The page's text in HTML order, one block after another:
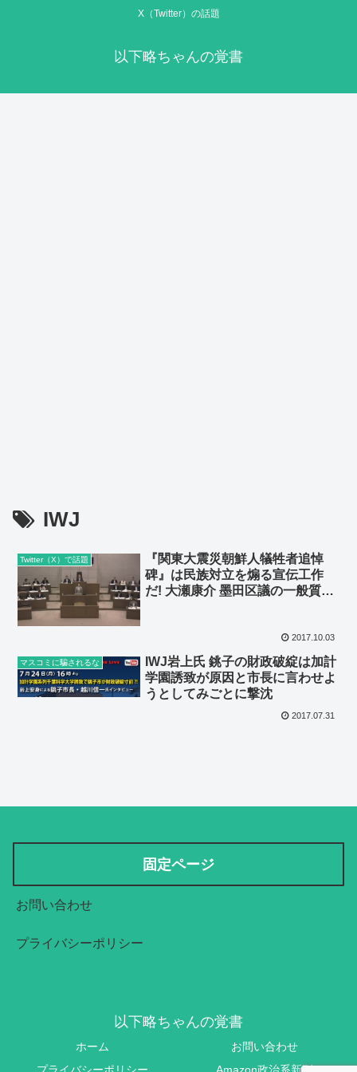
X（Twitter）の話題
以下略ちゃんの覚書
IWJ
Twitter（X）で話題
『関東大震災朝鮮人犠牲者追悼
碑』は民族対立を煽る宣伝工作
だ! 大瀬康介 墨田区議の一般質問
2017.10.03
マスコミに騙されるな
IWJ岩上氏 銚子の財政破綻は加計
学園誘致が原因と市長に言わせよ
うとしてみごとに撃沈
2017.07.31
固定ページ
お問い合わせ
プライバシーポリシー
以下略ちゃんの覚書
ホーム
お問い合わせ